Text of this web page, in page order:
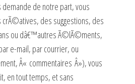
demande de notre part, vous
des suggestions, des
ou dâ€™autres Ã©lÃ©ments,
e-mail, par courrier, ou
Â« commentaires Â»), vous
en tout temps, et sans